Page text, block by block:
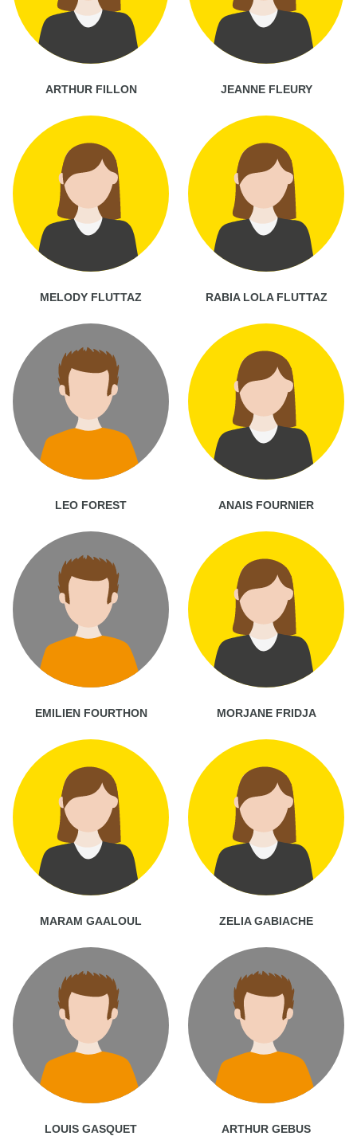
ARTHUR FILLON JEANNE FLEURY
MELODY FLUTTAZ RABIA LOLA FLUTTAZ
LEO FOREST ANAIS FOURNIER
EMILIEN FOURTHON MORJANE FRIDJA
MARAM GAALOUL ZELIA GABIACHE
LOUIS GASQUET ARTHUR GEBUS